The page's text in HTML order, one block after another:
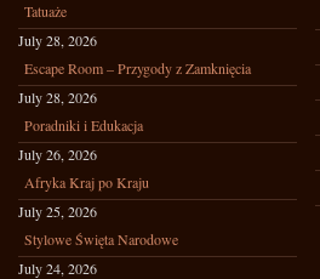
Tatuaże
July 28, 2026
Escape Room – Przygody z Zamknięcia
July 28, 2026
Poradniki i Edukacja
July 26, 2026
Afryka Kraj po Kraju
July 25, 2026
Stylowe Święta Narodowe
July 24, 2026